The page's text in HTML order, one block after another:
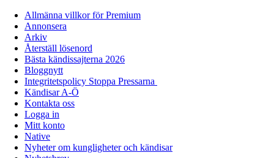
Allmänna villkor för Premium
Annonsera
Arkiv
Återställ lösenord
Bästa kändissajterna 2026
Bloggnytt
Integritetspolicy Stoppa Pressarna
Kändisar A-Ö
Kontakta oss
Logga in
Mitt konto
Native
Nyheter om kungligheter och kändisar